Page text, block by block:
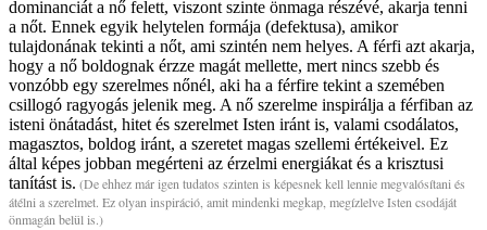
dominanciát a nő felett, viszont szinte önmaga részévé, akarja tenni
a nőt. Ennek egyik helytelen formája (defektusa), amikor
tulajdonának tekinti a nőt, ami szintén nem helyes. A férfi azt akarja,
hogy a nő boldognak érzze magát mellette, mert nincs szebb és
vonzóbb egy szerelmes nőnél, aki ha a férfire tekint a szemében
csillogó ragyogás jelenik meg. A nő szerelme inspirálja a férfiban az
isteni önátadást, hitet és szerelmet Isten iránt is, valami csodálatos,
magasztos, boldog iránt, a szeretet magas szellemi értékeivel. Ez
által képes jobban megérteni az érzelmi energiákat és a krisztusi
tanítást is. (De ehhez már igen tudatos szinten is képesnek kell lennie megvalósítani és
átélni a szerelmet. Ez olyan inspiráció, amit mindenki megkap, megízlelve Isten csodáját
önmagán belül is.)